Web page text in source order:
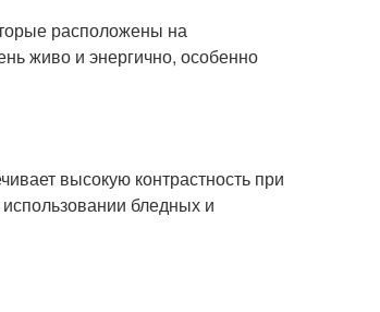
расположены на
живо и энергично, особенно
высокую контрастность при
бледных и